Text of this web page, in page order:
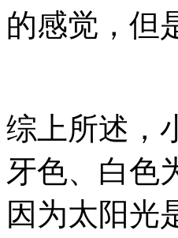
的感觉，但
综上所述，
牙色、白色
因为太阳光